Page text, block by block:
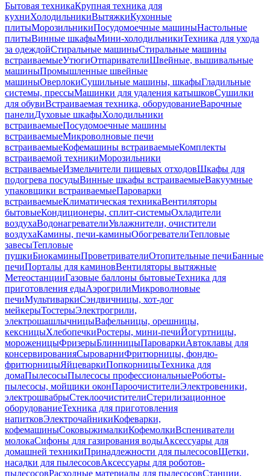
Бытовая техникаКрупная техника для
кухниХолодильникиВытяжкиКухонные
плитыМорозильникиПосудомоечные машиныНастольные
плитыВинные шкафыМини-холодильникиТехника для ухода
за одеждойСтиральные машиныСтиральные машины
встраиваемыеУтюгиОтпаривателиШвейные, вышивальные
машиныПромышленные швейные
машиныОверлокиСушильные машины, шкафыГладильные
системы, прессыМашинки для удаления катышковСушилки
для обувиВстраиваемая техника, оборудованиеВарочные
панелиДуховые шкафыХолодильники
встраиваемыеПосудомоечные машины
встраиваемыеМикроволновые печи
встраиваемыеКофемашины встраиваемыеКомплекты
встраиваемой техникиМорозильники
встраиваемыеИзмельчители пищевых отходовШкафы для
подогрева посудыВинные шкафы встраиваемыеВакуумные
упаковщики встраиваемыеПароварки
встраиваемыеКлиматическая техникаВентиляторы
бытовыеКондиционеры, сплит-системыОхладители
воздухаВодонагревателиУвлажнители, очистители
воздухаКамины, печи-каминыОбогревателиТепловые
завесыТепловые
пушкиБиокаминыПроветривателиОтопительные печиБанные
печиПорталы для каминовВентиляторы вытяжные
МетеостанцииГазовые баллоны бытовыеТехника для
приготовления едыАэрогрилиМикроволновые
печиМультиваркиСэндвичницы, хот-дог
мейкерыТостерыЭлектрогрили,
электрошашлычницыВафельницы, орешницы,
кексницыХлебопечкиРостеры, мини-печиЙогуртницы,
мороженицыФризерыБлинницыПароваркиАвтоклавы для
консервированияСыроварниФритюрницы, фондю-
фритюрницыЯйцеваркиПопкорницыТехника для
домаПылесосыПылесосы профессиональныеРоботы-
пылесосы, мойщики оконПароочистителиЭлектровеники,
электрошвабрыСтеклоочистителиСтерилизационное
оборудованиеТехника для приготовления
напитковЭлектрочайникиКофеварки,
кофемашиныСоковыжималкиКофемолкиВспениватели
молокаСифоны для газирования водыАксессуары для
домашней техникиПринадлежности для пылесосовЩетки,
насадки для пылесосовАксессуары для роботов-
пылесосовРасходные материалы для пылесосовСтанции,